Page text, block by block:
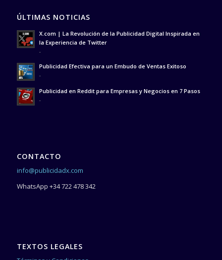
ÚLTIMAS NOTICIAS
X.com | La Revolución de la Publicidad Digital Inspirada en
la Experiencia de Twitter
-
Publicidad Efectiva para un Embudo de Ventas Exitoso
-
Publicidad en Reddit para Empresas y Negocios en 7 Pasos
-
CONTACTO
info@publicidadx.com
WhatsApp +34 722 478 342
TEXTOS LEGALES